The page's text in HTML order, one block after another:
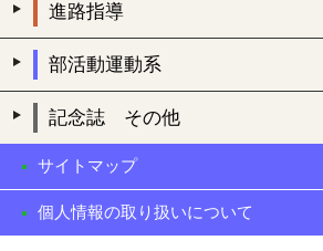
進路指導
部活動運動系
記念誌 その他
サイトマップ
個人情報の取り扱いについて